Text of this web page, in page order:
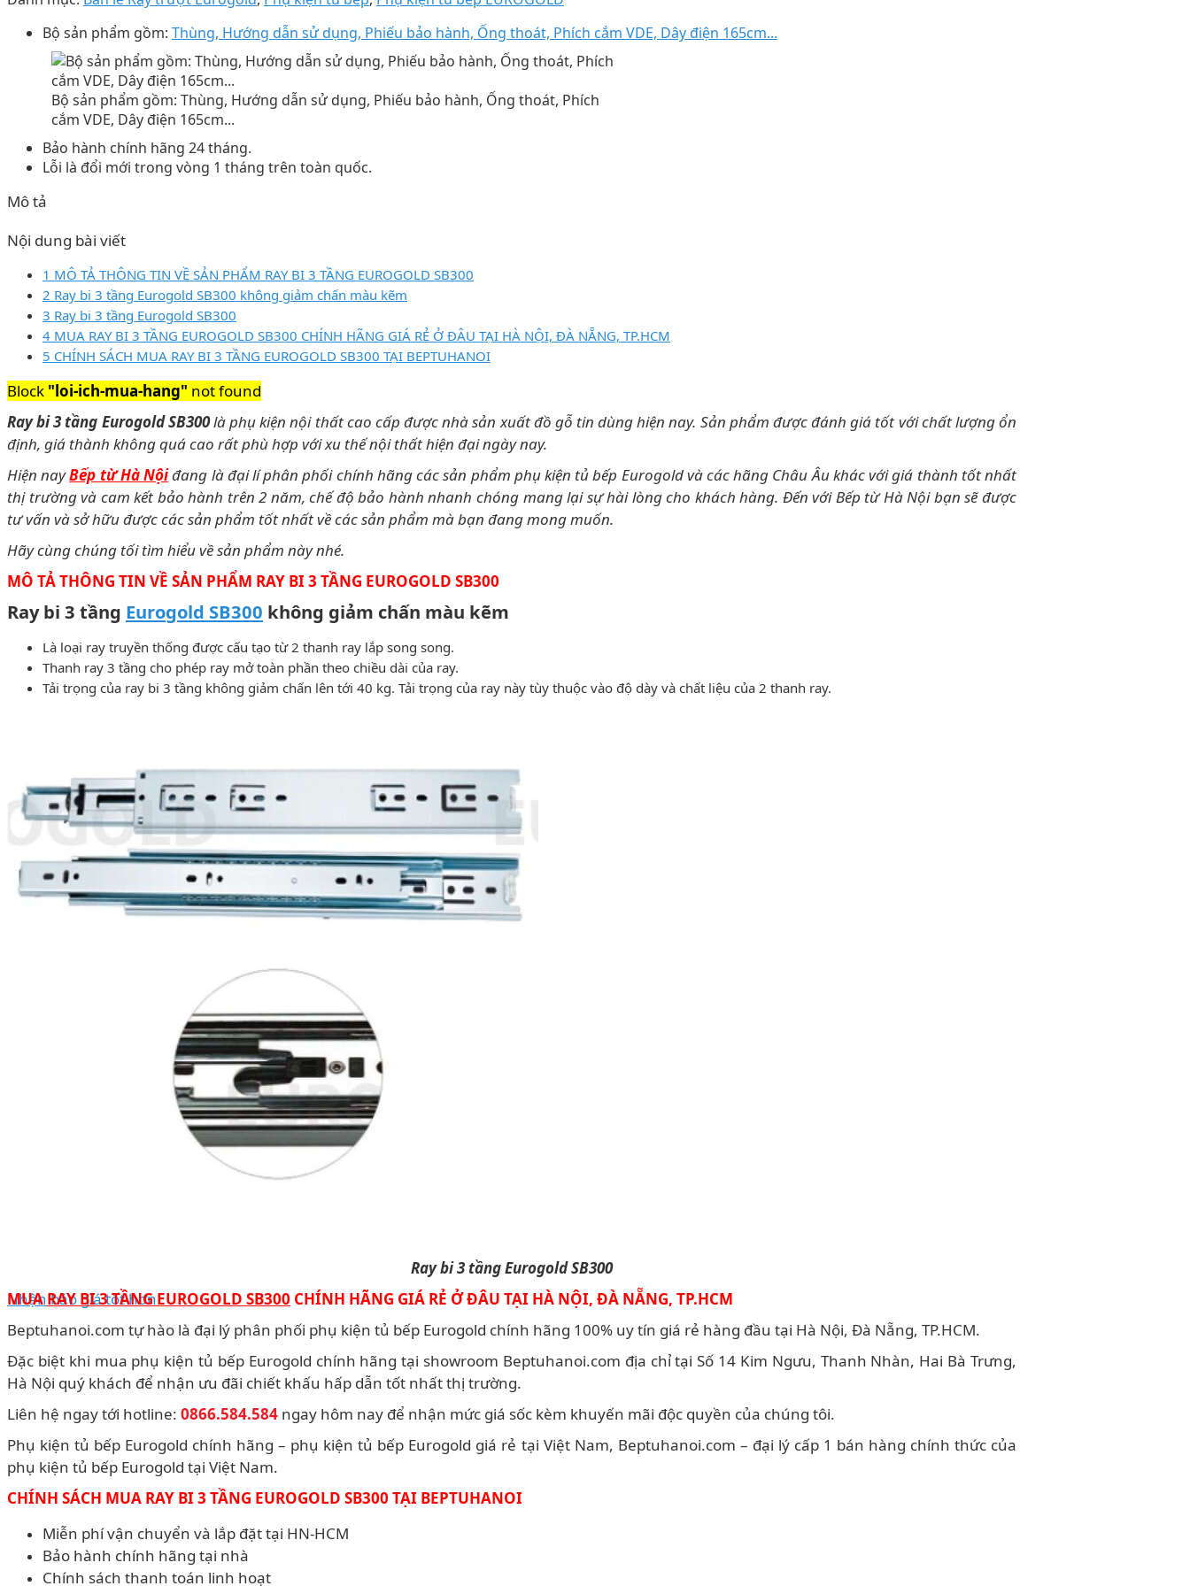
Bộ sản phẩm gồm: Thùng, Hướng dẫn sử dụng, Phiếu bảo hành, Ống thoát, Phích cắm VDE, Dây điện 165cm...
Bộ sản phẩm gồm: Thùng, Hướng dẫn sử dụng, Phiếu bảo hành, Ống thoát, Phích
cắm VDE, Dây điện 165cm...
Bảo hành chính hãng 24 tháng.
Lỗi là đổi mới trong vòng 1 tháng trên toàn quốc.
Mô tả
Nội dung bài viết
1 MÔ TẢ THÔNG TIN VỀ SẢN PHẨM RAY BI 3 TẦNG EUROGOLD SB300
2 Ray bi 3 tầng Eurogold SB300 không giảm chấn màu kẽm
3 Ray bi 3 tầng Eurogold SB300
4 MUA RAY BI 3 TẦNG EUROGOLD SB300 CHÍNH HÃNG GIÁ RẺ Ở ĐÂU TẠI HÀ NỘI, ĐÀ NẴNG, TP.HCM
5 CHÍNH SÁCH MUA RAY BI 3 TẦNG EUROGOLD SB300 TẠI BEPTUHANOI
Block "loi-ich-mua-hang" not found
Ray bi 3 tầng Eurogold SB300là phụ kiện nội thất cao cấp được nhà sản xuất đồ gỗ tin dùng hiện nay. Sản phẩm được đánh giá tốt với chất lượng ổn
định, giá thành không quá cao rất phù hợp với xu thế nội thất hiện đại ngày nay.
Hiện nayBếp từ Hà Nộiđang là đại lí phân phối chính hãng các sản phẩm phụ kiện tủ bếp Eurogold và các hãng Châu Âu khác với giá thành tốt nhất
thị trường và cam kết bảo hành trên 2 năm, chế độ bảo hành nhanh chóng mang lại sự hài lòng cho khách hàng. Đến với Bếp từ Hà Nội bạn sẽ được
tư vấn và sở hữu được các sản phẩm tốt nhất về các sản phẩm mà bạn đang mong muốn.
Hãy cùng chúng tối tìm hiểu về sản phẩm này nhé.
MÔ TẢ THÔNG TIN VỀ SẢN PHẨM RAY BI 3 TẦNG EUROGOLD SB300
Ray bi 3 tầng Eurogold SB300 không giảm chấn màu kẽm
Là loại ray truyền thống được cấu tạo từ 2 thanh ray lắp song song.
Thanh ray 3 tầng cho phép ray mở toàn phần theo chiều dài của ray.
Tải trọng của ray bi 3 tầng không giảm chấn lên tới 40 kg. Tải trọng của ray này tùy thuộc vào độ dày và chất liệu của 2 thanh ray.
Ray bi 3 tầng Eurogold SB300
Nhận báo giá tốt hơn
MUA RAY BI 3 TẦNG EUROGOLD SB300 CHÍNH HÃNG GIÁ RẺ Ở ĐÂU TẠI HÀ NỘI, ĐÀ NẴNG, TP.HCM
Beptuhanoi.com tự hào là đại lý phân phối phụ kiện tủ bếp Eurogold chính hãng 100% uy tín giá rẻ hàng đầu tại Hà Nội, Đà Nẵng, TP.HCM.
Đặc biệt khi mua phụ kiện tủ bếp Eurogold chính hãng tại showroom Beptuhanoi.com địa chỉ tại Số 14 Kim Ngưu, Thanh Nhàn, Hai Bà Trưng,
Hà Nội quý khách để nhận ưu đãi chiết khấu hấp dẫn tốt nhất thị trường.
Liên hệ ngay tới hotline: 0866.584.584 ngay hôm nay để nhận mức giá sốc kèm khuyến mãi độc quyền của chúng tôi.
Phụ kiện tủ bếp Eurogold chính hãng – phụ kiện tủ bếp Eurogold giá rẻ tại Việt Nam, Beptuhanoi.com – đại lý cấp 1 bán hàng chính thức của
phụ kiện tủ bếp Eurogold tại Việt Nam.
CHÍNH SÁCH MUA RAY BI 3 TẦNG EUROGOLD SB300 TẠI BEPTUHANOI
Miễn phí vận chuyển và lắp đặt tại HN-HCM
Bảo hành chính hãng tại nhà
Chính sách thanh toán linh hoạt